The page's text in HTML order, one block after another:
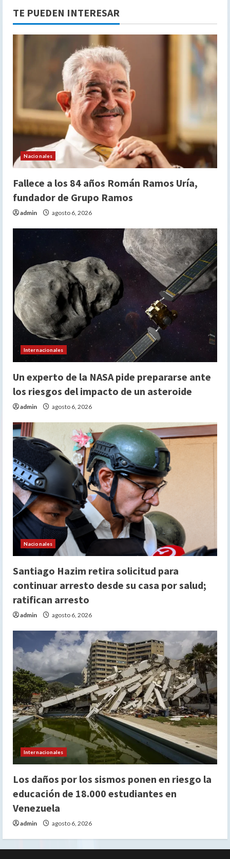
TE PUEDEN INTERESAR
Nacionales
Fallece a los 84 años Román Ramos Uría,
fundador de Grupo Ramos
admin agosto 6, 2026
Internacionales
Un experto de la NASA pide prepararse ante
los riesgos del impacto de un asteroide
admin agosto 6, 2026
Nacionales
Santiago Hazim retira solicitud para
continuar arresto desde su casa por salud;
ratifican arresto
admin agosto 6, 2026
Internacionales
Los daños por los sismos ponen en riesgo la
educación de 18.000 estudiantes en
Venezuela
admin agosto 6, 2026